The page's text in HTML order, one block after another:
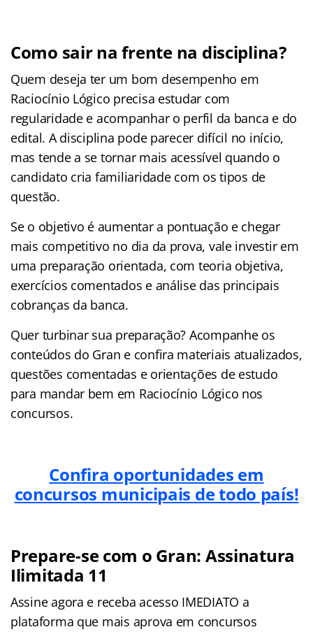
Como sair na frente na disciplina?
Quem deseja ter um bom desempenho em
Raciocínio Lógico precisa estudar com
regularidade e acompanhar o perfil da banca e do
edital. A disciplina pode parecer difícil no início,
mas tende a se tornar mais acessível quando o
candidato cria familiaridade com os tipos de
questão.
Se o objetivo é aumentar a pontuação e chegar
mais competitivo no dia da prova, vale investir em
uma preparação orientada, com teoria objetiva,
exercícios comentados e análise das principais
cobranças da banca.
Quer turbinar sua preparação? Acompanhe os
conteúdos do Gran e confira materiais atualizados,
questões comentadas e orientações de estudo
para mandar bem em Raciocínio Lógico nos
concursos.
Confira oportunidades em
concursos municipais de todo país!
Prepare-se com o Gran: Assinatura
Ilimitada 11
Assine agora e receba acesso IMEDIATO a
plataforma que mais aprova em concursos